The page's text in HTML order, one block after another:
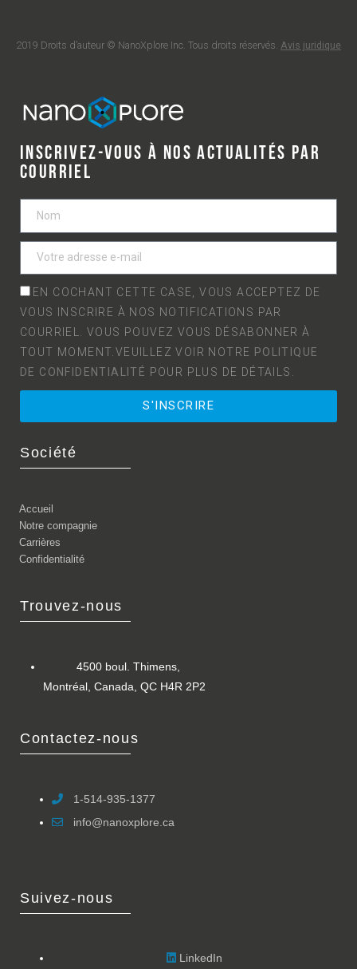
2019 Droits d’auteur © NanoXplore Inc. Tous droits réservés. Avis juridique
INSCRIVEZ-VOUS À NOS ACTUALITÉS PAR
COURRIEL
EN COCHANT CETTE CASE, VOUS ACCEPTEZ DE
VOUS INSCRIRE À NOS NOTIFICATIONS PAR
COURRIEL. VOUS POUVEZ VOUS DÉSABONNER À
TOUT MOMENT.VEUILLEZ VOIR NOTRE POLITIQUE
DE CONFIDENTIALITÉ POUR PLUS DE DÉTAILS.
S'INSCRIRE
Société
Accueil
Notre compagnie
Carrières
Confidentialité
Trouvez-nous
4500 boul. Thimens,
Montréal, Canada, QC H4R 2P2
Contactez-nous
1-514-935-1377
info@nanoxplore.ca
Suivez-nous
LinkedIn